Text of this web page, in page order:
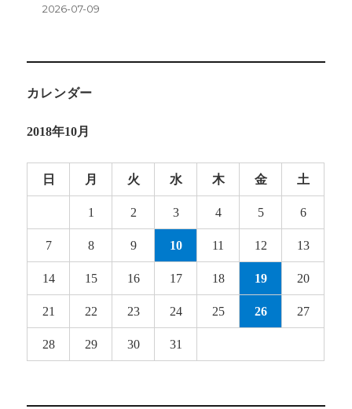
2026-07-09
カレンダー
2018年10月
日 月 火 水 木 金 土
1 2 3 4 5 6
7 8 9 10 11 12 13
14 15 16 17 18 19 20
21 22 23 24 25 26 27
28 29 30 31